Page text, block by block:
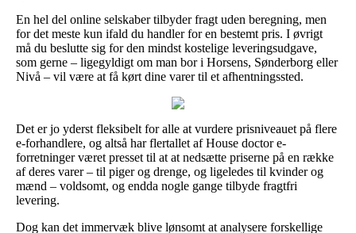
En hel del online selskaber tilbyder fragt uden beregning, men
for det meste kun ifald du handler for en bestemt pris. I øvrigt
må du beslutte sig for den mindst kostelige leveringsudgave,
som gerne – ligegyldigt om man bor i Horsens, Sønderborg eller
Nivå – vil være at få kørt dine varer til et afhentningssted.
Det er jo yderst fleksibelt for alle at vurdere prisniveauet på flere
e-forhandlere, og altså har flertallet af House doctor e-
forretninger været presset til at at nedsætte priserne på en række
af deres varer – til piger og drenge, og ligeledes til kvinder og
mænd – voldsomt, og endda nogle gange tilbyde fragtfri
levering.
Dog kan det immervæk blive lønsomt at analysere forskellige